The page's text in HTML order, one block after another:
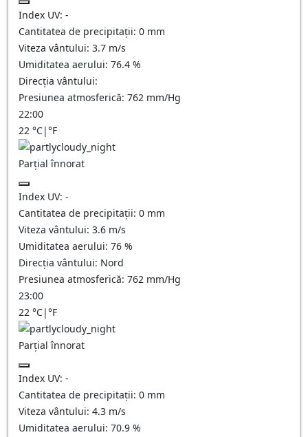
Index UV: -
Cantitatea de precipitații: 0 mm
Viteza vântului: 3.7 m/s
Umiditatea aerului: 76.4 %
Direcția vântului:
Presiunea atmosferică: 762 mm/Hg
22:00
22 °C|°F
Parțial înnorat
Index UV: -
Cantitatea de precipitații: 0 mm
Viteza vântului: 3.6 m/s
Umiditatea aerului: 76 %
Direcția vântului: Nord
Presiunea atmosferică: 762 mm/Hg
23:00
22 °C|°F
Parțial înnorat
Index UV: -
Cantitatea de precipitații: 0 mm
Viteza vântului: 4.3 m/s
Umiditatea aerului: 70.9 %